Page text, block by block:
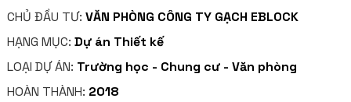
CHỦ ĐẦU TƯ: VĂN PHÒNG CÔNG TY GẠCH EBLOCK
HẠNG MỤC: Dự án Thiết kế
LOẠI DỰ ÁN: Trường học - Chung cư - Văn phòng
HOÀN THÀNH: 2018